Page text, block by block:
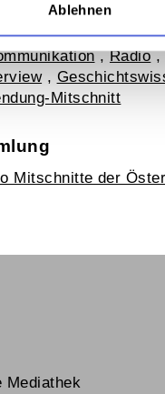
Ablehnen
und
,Radio,
,
Mitschnitt
Mitschnitte der
Mediathek